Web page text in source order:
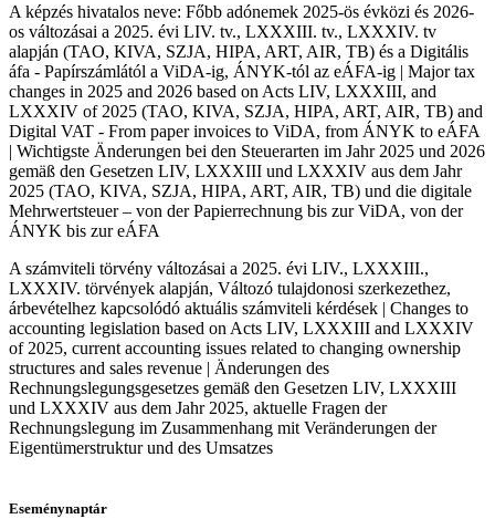
A képzés hivatalos neve: Főbb adónemek 2025-ös évközi és 2026-
os változásai a 2025. évi LIV. tv., LXXXIII. tv., LXXXIV. tv
alapján (TAO, KIVA, SZJA, HIPA, ART, AIR, TB) és a Digitális
áfa - Papírszámlától a ViDA-ig, ÁNYK-tól az eÁFA-ig | Major tax
changes in 2025 and 2026 based on Acts LIV, LXXXIII, and
LXXXIV of 2025 (TAO, KIVA, SZJA, HIPA, ART, AIR, TB) and
Digital VAT - From paper invoices to ViDA, from ÁNYK to eÁFA
| Wichtigste Änderungen bei den Steuerarten im Jahr 2025 und 2026
gemäß den Gesetzen LIV, LXXXIII und LXXXIV aus dem Jahr
2025 (TAO, KIVA, SZJA, HIPA, ART, AIR, TB) und die digitale
Mehrwertsteuer – von der Papierrechnung bis zur ViDA, von der
ÁNYK bis zur eÁFA
A számviteli törvény változásai a 2025. évi LIV., LXXXIII.,
LXXXIV. törvények alapján, Változó tulajdonosi szerkezethez,
árbevételhez kapcsolódó aktuális számviteli kérdések | Changes to
accounting legislation based on Acts LIV, LXXXIII and LXXXIV
of 2025, current accounting issues related to changing ownership
structures and sales revenue | Änderungen des
Rechnungslegungsgesetzes gemäß den Gesetzen LIV, LXXXIII
und LXXXIV aus dem Jahr 2025, aktuelle Fragen der
Rechnungslegung im Zusammenhang mit Veränderungen der
Eigentümerstruktur und des Umsatzes
Eseménynaptár